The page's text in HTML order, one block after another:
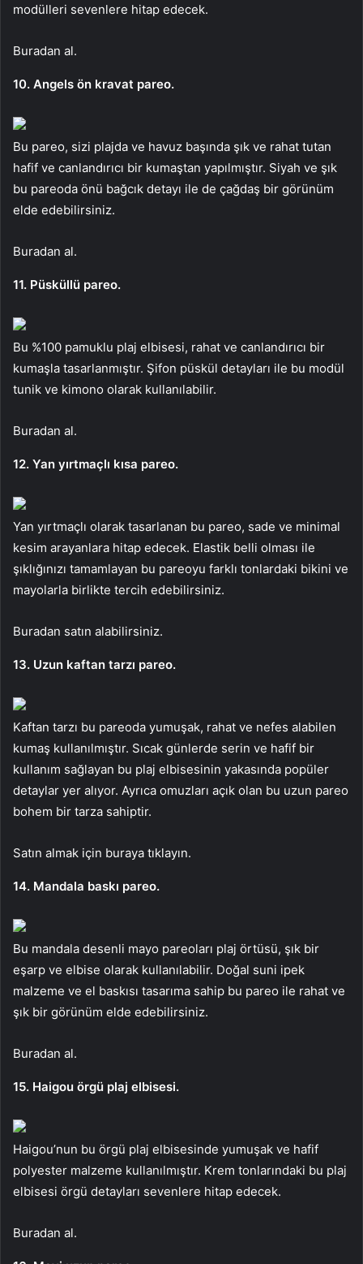
modülleri sevenlere hitap edecek.
Buradan al.
10. Angels ön kravat pareo.
Bu pareo, sizi plajda ve havuz başında şık ve rahat tutan
hafif ve canlandırıcı bir kumaştan yapılmıştır. Siyah ve şık
bu pareoda önü bağcık detayı ile de çağdaş bir görünüm
elde edebilirsiniz.
Buradan al.
11. Püsküllü pareo.
Bu %100 pamuklu plaj elbisesi, rahat ve canlandırıcı bir
kumaşla tasarlanmıştır. Şifon püskül detayları ile bu modül
tunik ve kimono olarak kullanılabilir.
Buradan al.
12. Yan yırtmaçlı kısa pareo.
Yan yırtmaçlı olarak tasarlanan bu pareo, sade ve minimal
kesim arayanlara hitap edecek. Elastik belli olması ile
şıklığınızı tamamlayan bu pareoyu farklı tonlardaki bikini ve
mayolarla birlikte tercih edebilirsiniz.
Buradan satın alabilirsiniz.
13. Uzun kaftan tarzı pareo.
Kaftan tarzı bu pareoda yumuşak, rahat ve nefes alabilen
kumaş kullanılmıştır. Sıcak günlerde serin ve hafif bir
kullanım sağlayan bu plaj elbisesinin yakasında popüler
detaylar yer alıyor. Ayrıca omuzları açık olan bu uzun pareo
bohem bir tarza sahiptir.
Satın almak için buraya tıklayın.
14. Mandala baskı pareo.
Bu mandala desenli mayo pareoları plaj örtüsü, şık bir
eşarp ve elbise olarak kullanılabilir. Doğal suni ipek
malzeme ve el baskısı tasarıma sahip bu pareo ile rahat ve
şık bir görünüm elde edebilirsiniz.
Buradan al.
15. Haigou örgü plaj elbisesi.
Haigou’nun bu örgü plaj elbisesinde yumuşak ve hafif
polyester malzeme kullanılmıştır. Krem tonlarındaki bu plaj
elbisesi örgü detayları sevenlere hitap edecek.
Buradan al.